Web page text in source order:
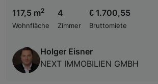
117,5 m2
Wohnfläche
4
Zimmer
€ 1.700,55
Bruttomiete
Holger Eisner
NEXT IMMOBILIEN GMBH